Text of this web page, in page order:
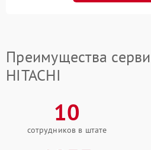
Преимущества
HITACHI
10
сотрудников в штате